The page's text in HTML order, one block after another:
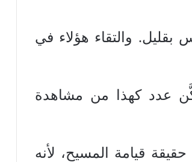
والتقاء هؤلاء في
عدد كهذا من مشاهدة
قيامة المسيح، لأنه